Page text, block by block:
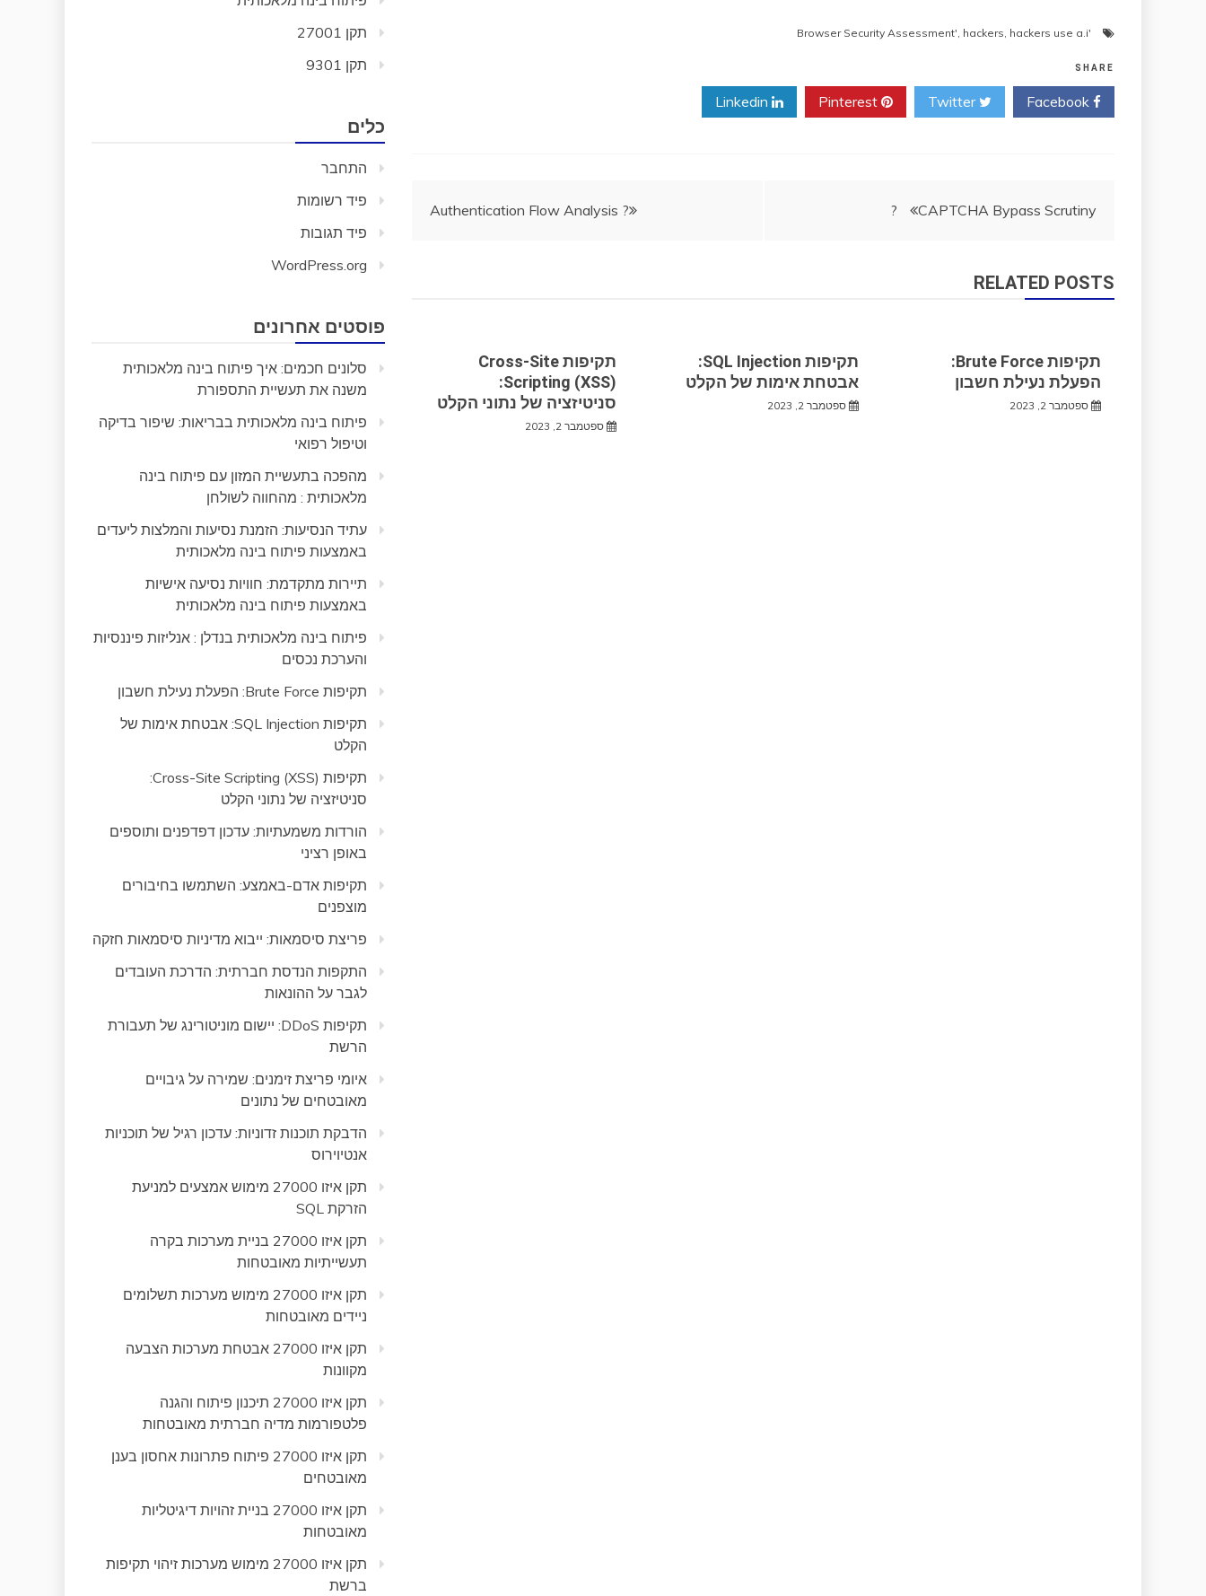
'Browser Security Assessment'
, hackers, hackers use a.i
SHARE
Twitter
ניווט
CAPTCHA Bypass Scrutiny ?
Authentication Flow Analysis ?
RELATED POSTS
תקיפות Brute Force:
הפעלת נעילת חשבון
ספטמבר 2, 2023
תקיפות SQL Injection:
אבטחת אימות של הקלט
ספטמבר 2, 2023
תקיפות Cross-Site
Scripting (XSS):
סניטיזציה של נתוני הקלט
ספטמבר 2, 2023
תקן 27001
תקן 9301
כלים
התחבר
פיד רשומות
פיד תגובות
WordPress.org
פוסטים אחרונים
סלונים חכמים: איך פיתוח בינה מלאכותית
משנה את תעשיית התספורת
פיתוח בינה מלאכותית בבריאות: שיפור בדיקה
וטיפול רפואי
מהפכה בתעשיית המזון עם פיתוח בינה
מלאכותית : מהחווה לשולחן
עתיד הנסיעות: הזמנת נסיעות והמלצות ליעדים
באמצעות פיתוח בינה מלאכותית
תיירות מתקדמת: חוויות נסיעה אישיות
באמצעות פיתוח בינה מלאכותית
פיתוח בינה מלאכותית בנדלן : אנליזות פיננסיות
והערכת נכסים
תקיפות Brute Force: הפעלת נעילת חשבון
תקיפות SQL Injection: אבטחת אימות של
הקלט
תקיפות Cross-Site Scripting (XSS):
סניטיזציה של נתוני הקלט
הורדות משמעתיות: עדכון דפדפנים ותוספים
באופן רציני
תקיפות אדם-באמצע: השתמשו בחיבורים
מוצפנים
פריצת סיסמאות: ייבוא מדיניות סיסמאות חזקה
התקפות הנדסת חברתית: הדרכת העובדים
לגבר על ההונאות
תקיפות DDoS: יישום מוניטורינג של תעבורת
הרשת
איומי פריצת זימנים: שמירה על גיבויים
מאובטחים של נתונים
הדבקת תוכנות זדוניות: עדכון רגיל של תוכניות
אנטיוירוס
תקן איזו 27000 מימוש אמצעים למניעת
הזרקת SQL
תקן איזו 27000 בניית מערכות בקרה
תעשייתיות מאובטחות
תקן איזו 27000 מימוש מערכות תשלומים
ניידים מאובטחות
תקן איזו 27000 אבטחת מערכות הצבעה
מקוונות
תקן איזו 27000 תיכנון פיתוח והגנה
פלטפורמות מדיה חברתית מאובטחות
תקן איזו 27000 פיתוח פתרונות אחסון בענן
מאובטחים
תקן איזו 27000 בניית זהויות דיגיטליות
מאובטחות
תקן איזו 27000 מימוש מערכות זיהוי תקיפות
ברשת